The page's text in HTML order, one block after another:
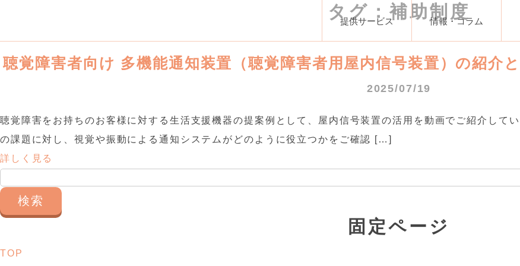
提供サービス 情報・コラム
タグ：補助制度
聴覚障害者向け 多機能通知装置（聴覚障害者用屋内信号装置）の紹介
2025/07/19
聴覚障害をお持ちのお客様に対する生活支援機器の提案例として、屋内信号装置の活用を動画でご紹介して
の課題に対し、視覚や振動による通知システムがどのように役立つかをご確認 […]
詳しく見る
索:
固定ページ
TOP